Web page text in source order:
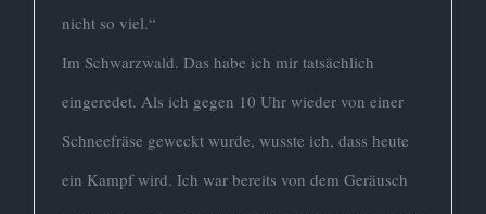
nicht so viel.“
Im Schwarzwald. Das habe ich mir tatsächlich
eingeredet. Als ich gegen 10 Uhr wieder von einer
Schneefräse geweckt wurde, wusste ich, dass heute
ein Kampf wird. Ich war bereits von dem Geräusch